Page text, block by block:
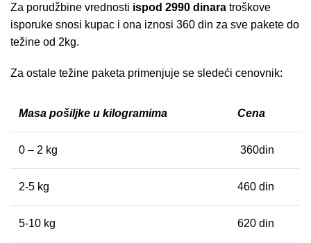
Za porudžbine vrednosti ispod 2990 dinara troškove
isporuke snosi kupac i ona iznosi 360 din za sve pakete do
težine od 2kg.
Za ostale težine paketa primenjuje se sledeći cenovnik:
Masa pošiljke u kilogramima Cena
0 – 2 kg 360din
2-5 kg 460 din
5-10 kg 620 din